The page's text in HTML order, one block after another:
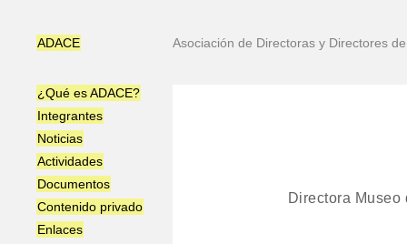
ADACE Asociación de Directoras y Directores
¿Qué es ADACE?
Integrantes
Noticias
Actividades
Documentos
Contenido privado
Enlaces
Directora